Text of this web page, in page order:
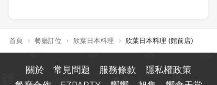
首頁 › 餐廳訂位 › 欣葉日本料理 › 欣葉日本料理 (館前店)
關於 常見問題 服務條款
隱私權政策